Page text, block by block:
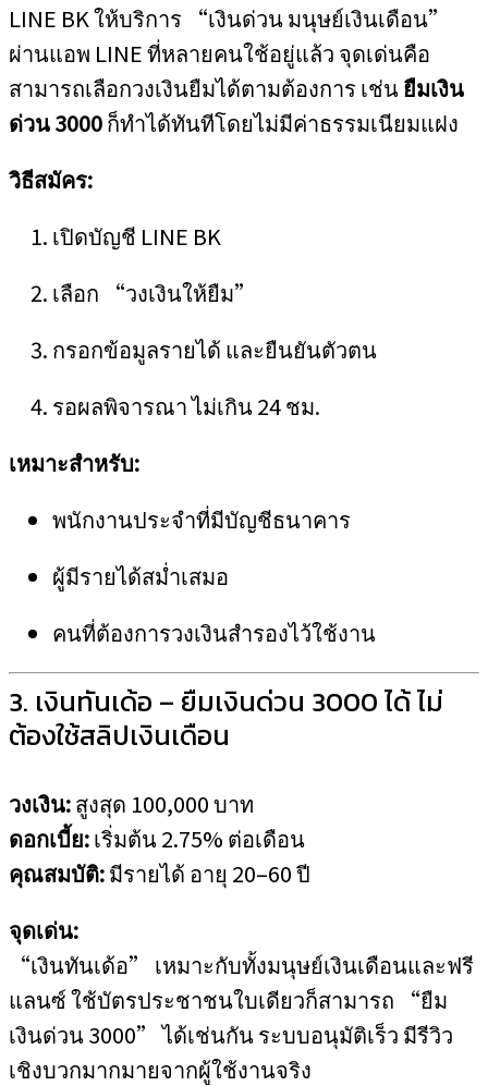
LINE BK ให้บริการ “เงินด่วน มนุษย์เงินเดือน”
ผ่านแอพ LINE ที่หลายคนใช้อยู่แล้ว จุดเด่นคือ
สามารถเลือกวงเงินยืมได้ตามต้องการ เช่นยืมเงิน
ด่วน 3000ก็ทำได้ทันทีโดยไม่มีค่าธรรมเนียมแฝง
วิธีสมัคร:
เปิดบัญชี LINE BK
เลือก “วงเงินให้ยืม”
กรอกข้อมูลรายได้ และยืนยันตัวตน
รอผลพิจารณา ไม่เกิน 24 ชม.
เหมาะสำหรับ:
พนักงานประจำที่มีบัญชีธนาคาร
ผู้มีรายได้สม่ำเสมอ
คนที่ต้องการวงเงินสำรองไว้ใช้งาน
3. เงินทันเด้อ – ยืมเงินด่วน 3000 ได้ ไม่
ต้องใช้สลิปเงินเดือน
วงเงิน:สูงสุด 100,000 บาท
ดอกเบี้ย:เริ่มต้น 2.75% ต่อเดือน
คุณสมบัติ:มีรายได้ อายุ 20–60 ปี
จุดเด่น:
“เงินทันเด้อ” เหมาะกับทั้งมนุษย์เงินเดือนและฟรี
แลนซ์ ใช้บัตรประชาชนใบเดียวก็สามารถ “ยืม
เงินด่วน 3000” ได้เช่นกัน ระบบอนุมัติเร็ว มีรีวิว
เชิงบวกมากมายจากผู้ใช้งานจริง